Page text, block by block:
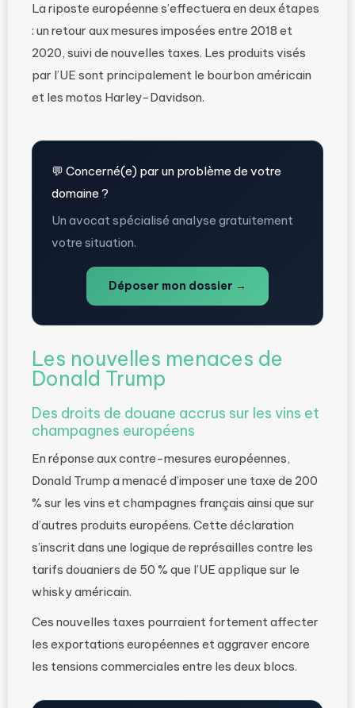
La riposte européenne s’effectuera en deux étapes
: un retour aux mesures imposées entre 2018 et
2020, suivi de nouvelles taxes. Les produits visés
par l’UE sont principalement le bourbon américain
et les motos Harley-Davidson.
💬 Concerné(e) par un problème de votre
domaine ?
Un avocat spécialisé analyse gratuitement
votre situation.
Déposer mon dossier →
Les nouvelles menaces de
Donald Trump
Des droits de douane accrus sur les vins et
champagnes européens
En réponse aux contre-mesures européennes,
Donald Trump a menacé d’imposer une taxe de 200
% sur les vins et champagnes français ainsi que sur
d’autres produits européens. Cette déclaration
s’inscrit dans une logique de représailles contre les
tarifs douaniers de 50 % que l’UE applique sur le
whisky américain.
Ces nouvelles taxes pourraient fortement affecter
les exportations européennes et aggraver encore
les tensions commerciales entre les deux blocs.